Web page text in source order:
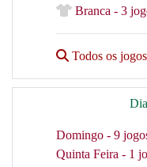
Branca - 3
Todos os jogos
Domingo - 9
Quinta Feira - 1